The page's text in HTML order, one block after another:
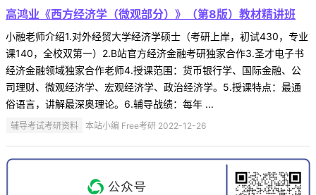
高鸿业《西方经济学（微观部分）》（第8版）教材精讲班
小融老师介绍1.对外经贸大学经济学硕士（考研上岸，初试430，专业
课140，全校双第一）2.B站官方经济金融考研独家合作3.圣才电子书
经济金融领域独家合作老师4.授课范围：货币银行学、国际金融、公
司理财、微观经济学、宏观经济学、政治经济学。5.授课特点：最通
俗语言，讲解最深奥理论。6.辅导战绩：每年 ...
辅导考试考研资料 本站小编 Free考研 2022-12-26